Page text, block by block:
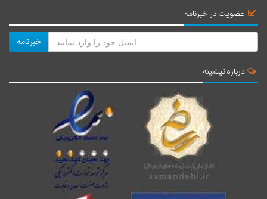
عضویت در خبرنامه
خبرنامه
درباره تیشینه